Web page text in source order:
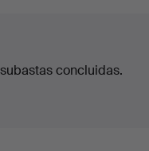
concluidas.